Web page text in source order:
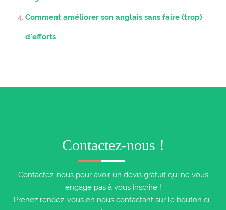
Comment améliorer son anglais sans faire (trop)
d’efforts
Contactez-nous !
Contactez-nous pour avoir un devis gratuit qui ne vous
engage pas à vous inscrire !
Prenez rendez-vous en nous contactant sur le bouton ci-